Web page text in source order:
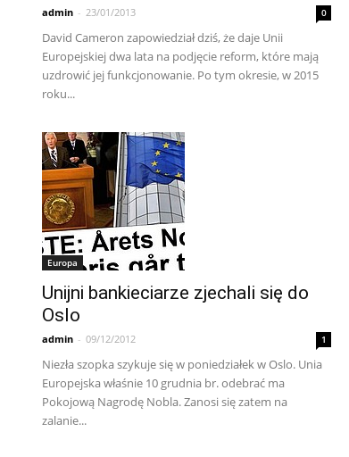
admin - 23/01/2013 0
David Cameron zapowiedział dziś, że daje Unii
Europejskiej dwa lata na podjęcie reform, które mają
uzdrowić jej funkcjonowanie. Po tym okresie, w 2015
roku...
Europa
Unijni bankieciarze zjechali się do
Oslo
admin - 09/12/2012 1
Niezła szopka szykuje się w poniedziałek w Oslo. Unia
Europejska właśnie 10 grudnia br. odebrać ma
Pokojową Nagrodę Nobla. Zanosi się zatem na
zalanie...